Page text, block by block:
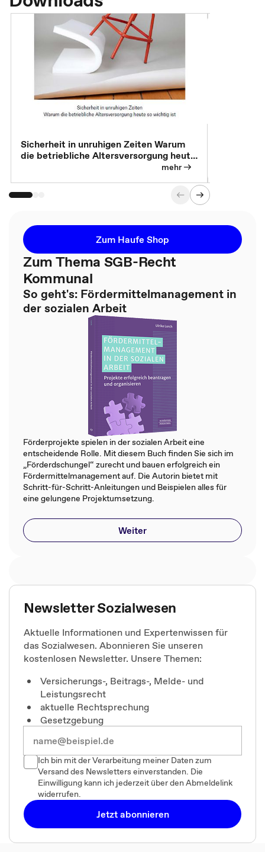
Sicherheit in unruhigen Zeiten Warum
die betriebliche Altersversorgung heute
mehr
Zum Haufe Shop
Zum Thema SGB-Recht
Kommunal
So geht's: Fördermittelmanagement in
der sozialen Arbeit
Förderprojekte spielen in der sozialen Arbeit eine
entscheidende Rolle. Mit diesem Buch finden Sie sich im
„Förderdschungel“ zurecht und bauen erfolgreich ein
Fördermittelmanagement auf. Die Autorin bietet mit
Schritt-für-Schritt-Anleitungen und Beispielen alles für
eine gelungene Projektumsetzung.
Weiter
Newsletter Sozialwesen
Aktuelle Informationen und Expertenwissen für
das Sozialwesen. Abonnieren Sie unseren
kostenlosen Newsletter. Unsere Themen:
Versicherungs-, Beitrags-, Melde- und
Leistungsrecht
aktuelle Rechtsprechung
Gesetzgebung
Ich bin mit der Verarbeitung meiner Daten zum
Versand des Newsletters einverstanden. Die
Einwilligung kann ich jederzeit über den Abmeldelink
widerrufen.
Jetzt abonnieren